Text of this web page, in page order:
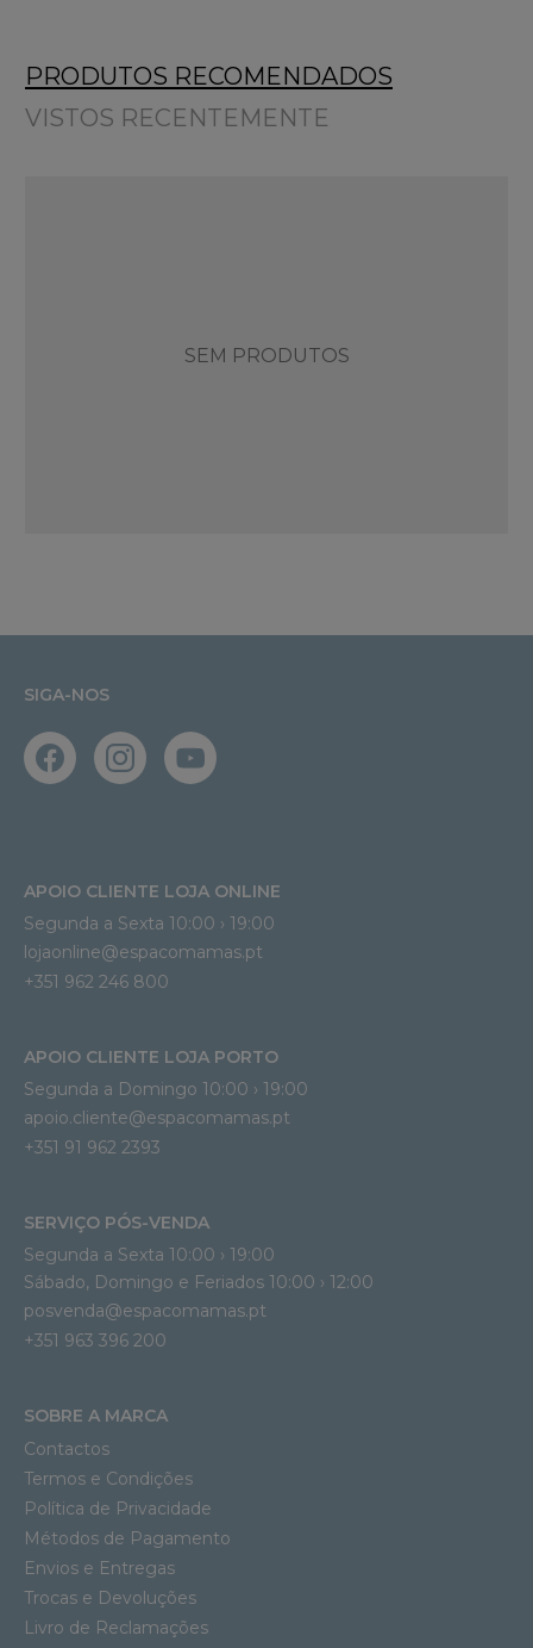
PRODUTOS RECOMENDADOS
VISTOS RECENTEMENTE
SEM PRODUTOS
SIGA-NOS
APOIO CLIENTE LOJA ONLINE
Segunda a Sexta 10:00 › 19:00
lojaonline@espacomamas.pt
+351 962 246 800
APOIO CLIENTE LOJA PORTO
Segunda a Domingo 10:00 › 19:00
apoio.cliente@espacomamas.pt
+351 91 962 2393
SERVIÇO PÓS-VENDA
Segunda a Sexta 10:00 › 19:00
Sábado, Domingo e Feriados 10:00 › 12:00
posvenda@espacomamas.pt
+351 963 396 200
SOBRE A MARCA
Contactos
Termos e Condições
Política de Privacidade
Métodos de Pagamento
Envios e Entregas
Trocas e Devoluções
Livro de Reclamações